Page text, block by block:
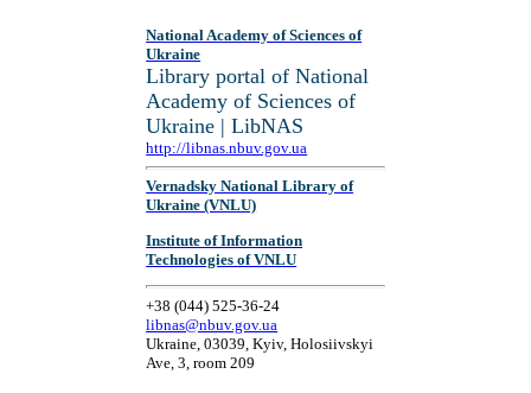
National Academy of Sciences of
Ukraine
Library portal of National
Academy of Sciences of
Ukraine | LibNAS
http://libnas.nbuv.gov.ua
Vernadsky National Library of
Ukraine (VNLU)
Institute of Information
Technologies of VNLU
+38 (044) 525-36-24
libnas@nbuv.gov.ua
Ukraine, 03039, Kyiv, Holosiivskyi
Ave, 3, room 209